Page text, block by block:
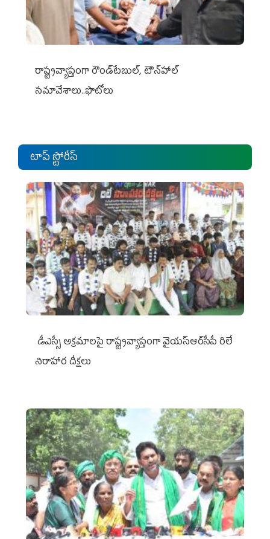
రాష్ట్రవ్యాప్తంగా రౌండ్‌టేబుల్‌, టౌన్‌హాల్‌
సమావేశాలు..ఫొటోలు
టాప్ స్టోరీస్
డీఎస్సీ అక్రమాలపై రాష్ట్రవ్యాప్తంగా వైయ‌స్ఆర్‌సీపీ రిలే
నిరాహార దీక్షలు